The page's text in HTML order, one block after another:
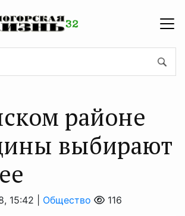
районе
выбирают
15:42 | Общество 116